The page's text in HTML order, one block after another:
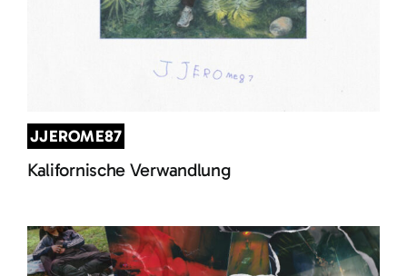
JJEROME87
Kalifornische Verwandlung